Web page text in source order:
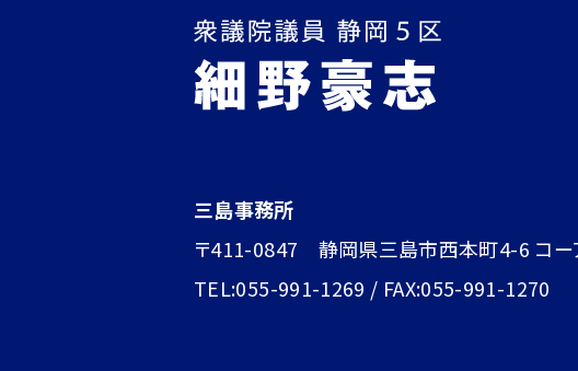
三島事務所
〒411-0847 静岡県三島市西本町4-6 コー
TEL:055-991-1269 / FAX:055-991-1270